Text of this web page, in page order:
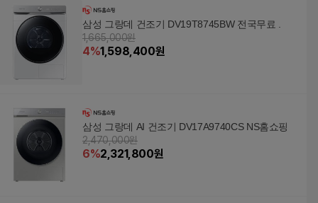
삼성 그랑데 건조기 DV19T8745BW 전국무료 .
1,665,000원
4%1,598,400원
삼성 그랑데 AI 건조기 DV17A9740CS NS홈쇼핑
2,470,000원
6%2,321,800원